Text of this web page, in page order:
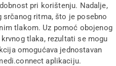
pri korištenju. Nadalje,
ritma, što je posebno
tlakom. Uz pomoć obojenog
tlaka, rezultati se mogu
omogućava jednostavan
aplikaciju.